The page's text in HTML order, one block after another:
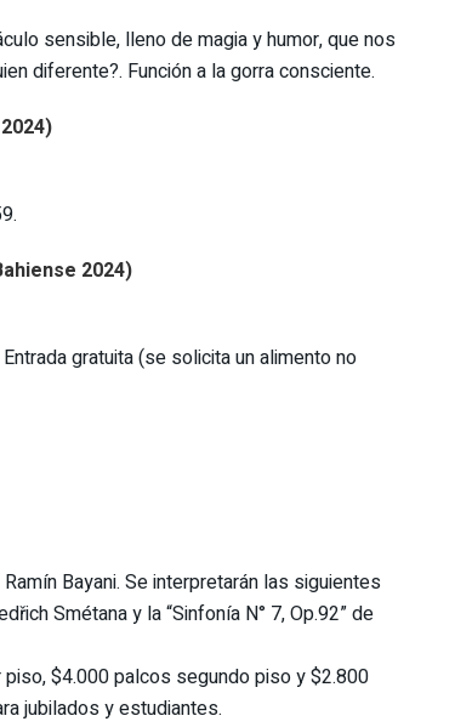
sensible, lleno de magia y humor, que nos
diferente?. Función a la gorra consciente.
2024)
gratuita (se solicita un alimento no
Bayani. Se interpretarán las siguientes
Smétana y la “Sinfonía N° 7, Op.92” de
$4.000 palcos segundo piso y $2.800
jubilados y estudiantes.